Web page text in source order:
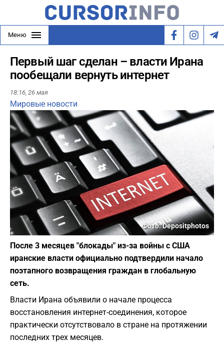
Меню
Первый шаг сделан – власти Ирана
пообещали вернуть интернет
18:16, 26 мая
Мировые новости
Фото: Depositphotos
После 3 месяцев "блокады" из-за войны с США
иранские власти официально подтвердили начало
поэтапного возвращения граждан в глобальную
сеть.
Власти Ирана объявили о начале процесса
восстановления интернет-соединения, которое
практически отсутствовало в стране на протяжении
последних трех месяцев.